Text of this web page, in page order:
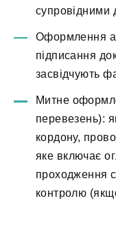
супровідними
Оформлення
підписання
засвідчують
Митне
перевезень):
кордону,
яке включає
проходження
контролю